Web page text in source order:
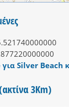
Silver Beach
3Km)